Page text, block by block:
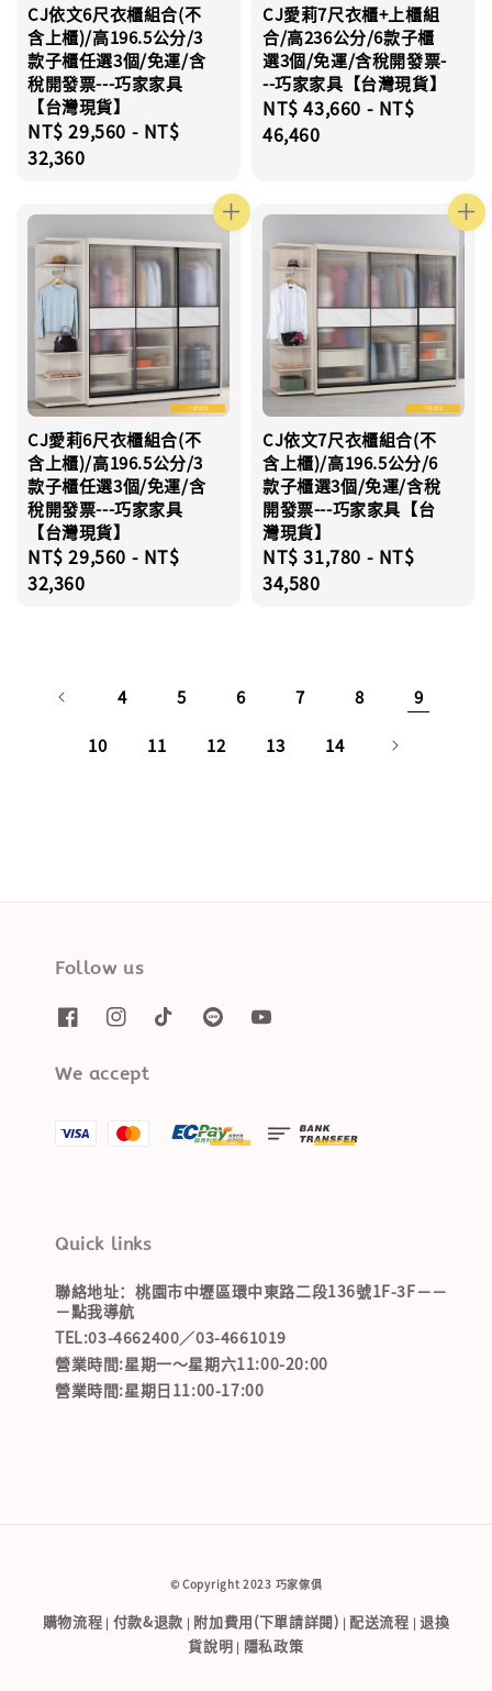
CJ依文6尺衣櫃組合(不
含上櫃)/高196.5公分/3
款子櫃任選3個/免運/含
稅開發票---巧家家具
【台灣現貨】
Regular
price
NT$ 29,560 - NT$
32,360
CJ愛莉7尺衣櫃+上櫃組
合/高236公分/6款子櫃
選3個/免運/含稅開發票-
--巧家家具【台灣現貨】
Regular
price
NT$ 43,660 - NT$
46,460
CJ愛莉6尺衣櫃組合(不
含上櫃)/高196.5公分/3
款子櫃任選3個/免運/含
稅開發票---巧家家具
【台灣現貨】
Regular
price
NT$ 29,560 - NT$
32,360
CJ依文7尺衣櫃組合(不
含上櫃)/高196.5公分/6
款子櫃選3個/免運/含稅
開發票---巧家家具【台
灣現貨】
Regular
price
NT$ 31,780 - NT$
34,580
4 5 6 7 8 9
10 11 12 13 14
Follow us
We accept
Quick links
聯絡地址：桃園市中壢區環中東路二段136號1F-3F－－
－點我導航
TEL:03-4662400／03-4661019
營業時間:星期一～星期六11:00-20:00
營業時間:星期日11:00-17:00
© Copyright 2023 巧家傢俱
購物流程 | 付款&退款 | 附加費用(下單請詳閱) | 配送流程 | 退換
貨說明 | 隱私政策